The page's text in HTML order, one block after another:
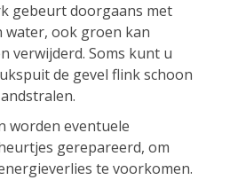
gebeurt doorgaans met
water, ook groen kan
verwijderd. Soms kunt u
de gevel flink schoon
worden eventuele
gerepareerd, om
te voorkomen.